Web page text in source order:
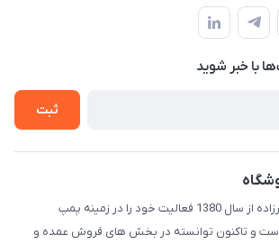
با‌ خبر شوید
ثبت
مجموعه هیدرولیک باقرزاده از سال 1380 فعالیت خود را در زمینه پمپ
و تاکنون توانسته در بخش های فروش عمده و